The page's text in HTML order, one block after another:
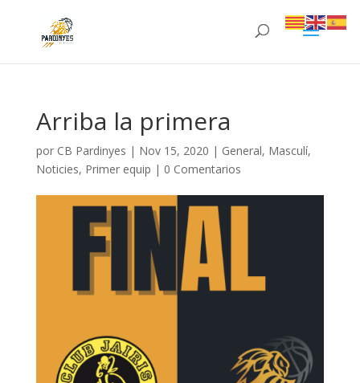
Arriba la primera
por CB Pardinyes | Nov 15, 2020 | General, Masculí,
Noticies, Primer equip | 0 Comentarios